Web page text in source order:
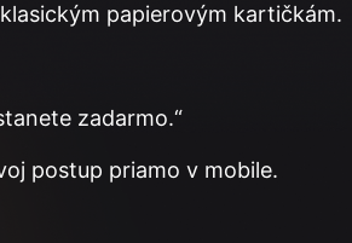
papierovým kartičkám.
zadarmo.“
postup priamo v mobile.